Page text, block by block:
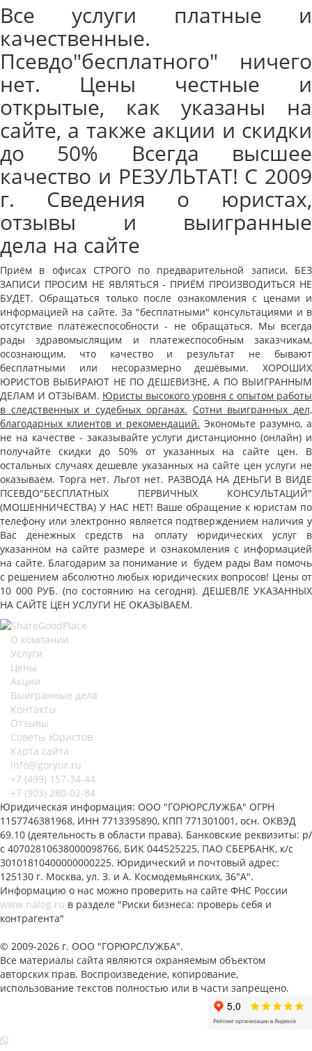
Все услуги платные и
качественные.
Псевдо"бесплатного" ничего
нет. Цены честные и
открытые, как указаны на
сайте, а также акции и скидки
до 50% Всегда высшее
качество и РЕЗУЛЬТАТ! С 2009
г. Сведения о юристах,
отзывы и выигранные
дела на сайте
Приём в офисах СТРОГО по предварительной записи, БЕЗ
ЗАПИСИ ПРОСИМ НЕ ЯВЛЯТЬСЯ - ПРИЁМ ПРОИЗВОДИТЬСЯ НЕ
БУДЕТ. Обращаться только после ознакомления с ценами и
информацией на сайте. За "бесплатными" консультациями и в
отсутствие платёжеспособности - не обращаться. Мы всегда
рады здравомыслящим и платежеспособным заказчикам,
осознающим, что качество и результат не бывают
бесплатными или несоразмерно дешёвыми. ХОРОШИХ
ЮРИСТОВ ВЫБИРАЮТ НЕ ПО ДЕШЕВИЗНЕ, А ПО ВЫИГРАННЫМ
ДЕЛАМ И ОТЗЫВАМ. Юристы высокого уровня с опытом работы
в следственных и судебных органах. Сотни выигранных дел,
благодарных клиентов и рекомендаций. Экономьте разумно, а
не на качестве - заказывайте услуги дистанционно (онлайн) и
получайте скидки до 50% от указанных на сайте цен. В
остальных случаях дешевле указанных на сайте цен услуги не
оказываем. Торга нет. Льгот нет. РАЗВОДА НА ДЕНЬГИ В ВИДЕ
ПСЕВДО"БЕСПЛАТНЫХ ПЕРВИЧНЫХ КОНСУЛЬТАЦИЙ"
(МОШЕННИЧЕСТВА) У НАС НЕТ! Ваше обращение к юристам по
телефону или электронно является подтверждением наличия у
Вас денежных средств на оплату юридических услуг в
указанном на сайте размере и ознакомления с информацией
на сайте. Благодарим за понимание и будем рады Вам помочь
с решением абсолютно любых юридических вопросов! Цены от
10 000 РУБ. (по состоянию на сегодня). ДЕШЕВЛЕ УКАЗАННЫХ
НА САЙТЕ ЦЕН УСЛУГИ НЕ ОКАЗЫВАЕМ.
О компании
Услуги
Цены
Акции
Выигранные дела
Контакты
Отзывы
Советы Юристов
Карта сайта
info@goryur.ru
+7 (499) 157-34-44
+7 (903) 280-02-84
Юридическая информация: ООО "ГОРЮРСЛУЖБА" ОГРН
1157746381968, ИНН 7713395890, КПП 771301001, осн. ОКВЭД
69.10 (деятельность в области права). Банковские реквизиты: р/
с 40702810638000098766, БИК 044525225, ПАО СБЕРБАНК, к/с
30101810400000000225. Юридический и почтовый адрес:
125130 г. Москва, ул. З. и А. Космодемьянских, 36"А".
Информацию о нас можно проверить на сайте ФНС России
www.nalog.ru в разделе "Риски бизнеса: проверь себя и
контрагента"
© 2009-2026 г. ООО "ГОРЮРСЛУЖБА".
Все материалы сайта являются охраняемым объектом
авторских прав. Воспроизведение, копирование,
использование текстов полностью или в части запрещено.